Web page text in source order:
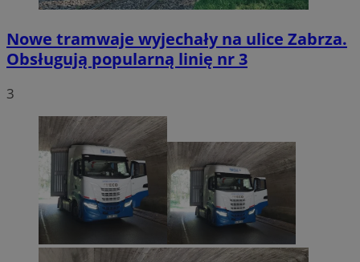
Nowe tramwaje wyjechały na ulice Zabrza.
Obsługują popularną linię nr 3
3